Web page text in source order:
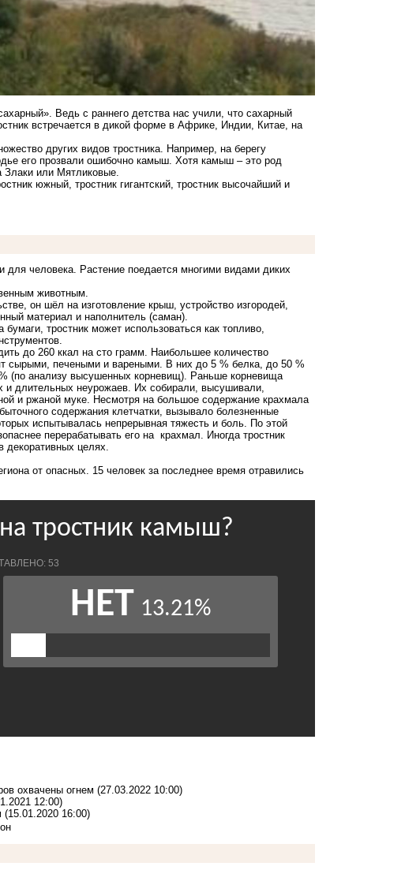
Ведь с раннего детства нас учили, что сахарный
встречается в дикой форме в Африке, Индии, Китае, на
других видов тростника. Например, на берегу
его прозвали ошибочно камыш. Хотя камыш – это род
Злаки или Мятликовые.
южный, тростник гигантский, тростник высочайший и
для человека. Растение поедается многими видами диких
животным.
он шёл на изготовление крыш, устройство изгородей,
материал и наполнитель (саман).
тростник может использоваться как топливо,
до 260 ккал на сто грамм. Наибольшее количество
сырыми, печеными и вареными. В них до 5 % белка, до 50 %
(по анализу высушенных корневищ). Раньше корневища
длительных неурожаев. Их собирали, высушивали,
и ржаной муке. Несмотря на большое содержание крахмала
содержания клетчатки, вызывало болезненные
испытывалась непрерывная тяжесть и боль. По этой
перерабатывать его на крахмал. Иногда тростник
целях.
от опасных.
15 человек за последнее время отравились
охвачены огнем (27.03.2022 10:00)
12:00)
(15.01.2020 16:00)